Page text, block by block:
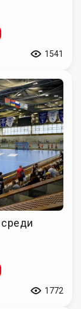
1541
1772